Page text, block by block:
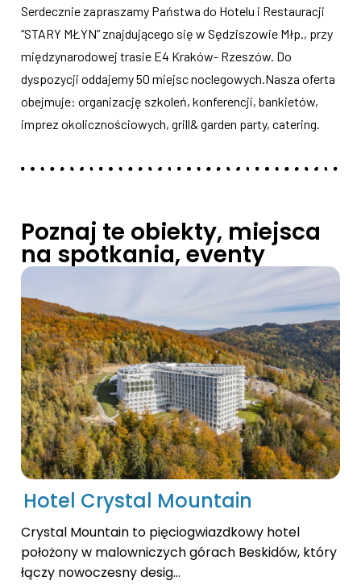
Serdecznie zapraszamy Państwa do Hotelu i Restauracji
“STARY MŁYN” znajdującego się w Sędziszowie Młp., przy
międzynarodowej trasie E4 Kraków- Rzeszów. Do
dyspozycji oddajemy 50 miejsc noclegowych.Nasza oferta
obejmuje: organizację szkoleń, konferencji, bankietów,
imprez okolicznościowych, grill& garden party, catering.
Poznaj te obiekty, miejsca
na spotkania, eventy
Hotel Crystal Mountain
Crystal Mountain to pięciogwiazdkowy hotel
położony w malowniczych górach Beskidów, który
łączy nowoczesny desig...